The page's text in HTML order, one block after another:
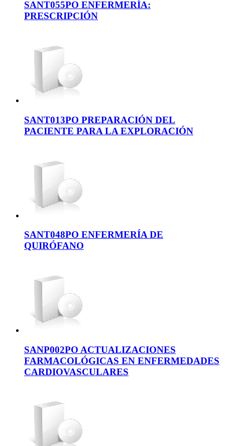
SANT055PO ENFERMERÍA:
PRESCRIPCIÓN
SANT013PO PREPARACIÓN DEL
PACIENTE PARA LA EXPLORACIÓN
SANT048PO ENFERMERÍA DE
QUIRÓFANO
SANP002PO ACTUALIZACIONES
FARMACOLÓGICAS EN ENFERMEDADES
CARDIOVASCULARES